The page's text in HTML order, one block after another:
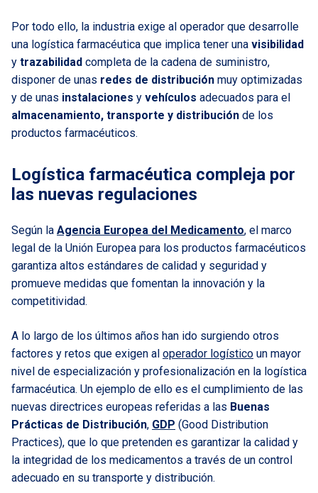
Por todo ello, la industria exige al operador que desarrolle
una logística farmacéutica que implica tener una visibilidad
y trazabilidad completa de la cadena de suministro,
disponer de unas redes de distribución muy optimizadas
y de unas instalaciones y vehículos adecuados para el
almacenamiento, transporte y distribución de los
productos farmacéuticos.
Logística farmacéutica compleja por
las nuevas regulaciones
Según la Agencia Europea del Medicamento, el marco
legal de la Unión Europea para los productos farmacéuticos
garantiza altos estándares de calidad y seguridad y
promueve medidas que fomentan la innovación y la
competitividad.
A lo largo de los últimos años han ido surgiendo otros
factores y retos que exigen al operador logístico un mayor
nivel de especialización y profesionalización en la logística
farmacéutica. Un ejemplo de ello es el cumplimiento de las
nuevas directrices europeas referidas a las Buenas
Prácticas de Distribución, GDP (Good Distribution
Practices), que lo que pretenden es garantizar la calidad y
la integridad de los medicamentos a través de un control
adecuado en su transporte y distribución.